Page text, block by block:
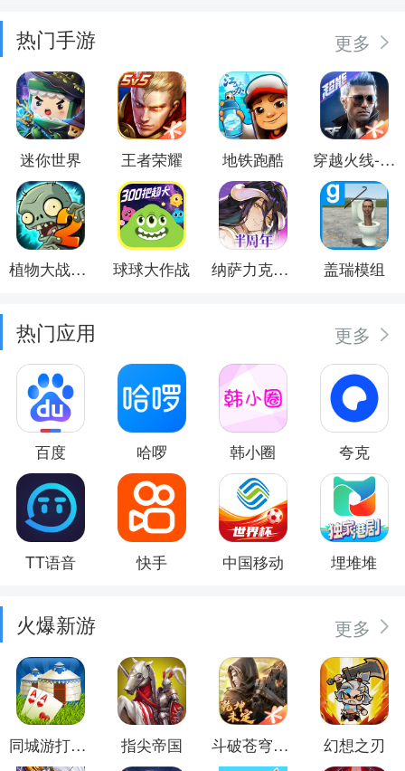
热门手游 更多
迷你世界 王者荣耀 地铁跑酷 穿越火线-枪战王者
植物大战僵尸2 球球大作战 纳萨力克之王 盖瑞模组
热门应用 更多
百度 哈啰 韩小圈 夸克
TT语音 快手 中国移动 埋堆堆
火爆新游 更多
同城游打大尖 指尖帝国 斗破苍穹：异火重燃 幻想之刃